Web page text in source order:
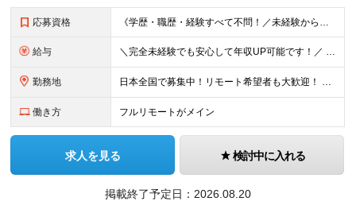
応募資格 《学歴・職歴・経験すべて不問！／未経験からのチャレンジ大歓迎◎》 ▼こんな気持ち、ひとつでも当てはまる方はぜひ！ □ なにか、人生を変えるきっかけがほしい □ 立ち仕事に疲れて、そろそろ座り仕事がい
給与 ＼完全未経験でも安心して年収UP可能です！／ -------------- 【1】営業 月給25万円～80万円＋賞与 【2】事務 月給21万円～50万円＋賞与 【3】マーケ 月給25万円～80万円
勤務地 日本全国で募集中！リモート希望者も大歓迎！ ※クライアントオフィスへの出勤が必要な場合は、 「東京オフィス」または「首都圏・関西圏」になります ※勤務地の選択はご希望を考慮し、転居を伴う転勤はありま
働き方 フルリモートがメイン
求人を見る 検討中に入れる
掲載終了予定日： 2026.08.20